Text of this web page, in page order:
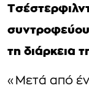
τη διάρκεια
«Μετά από